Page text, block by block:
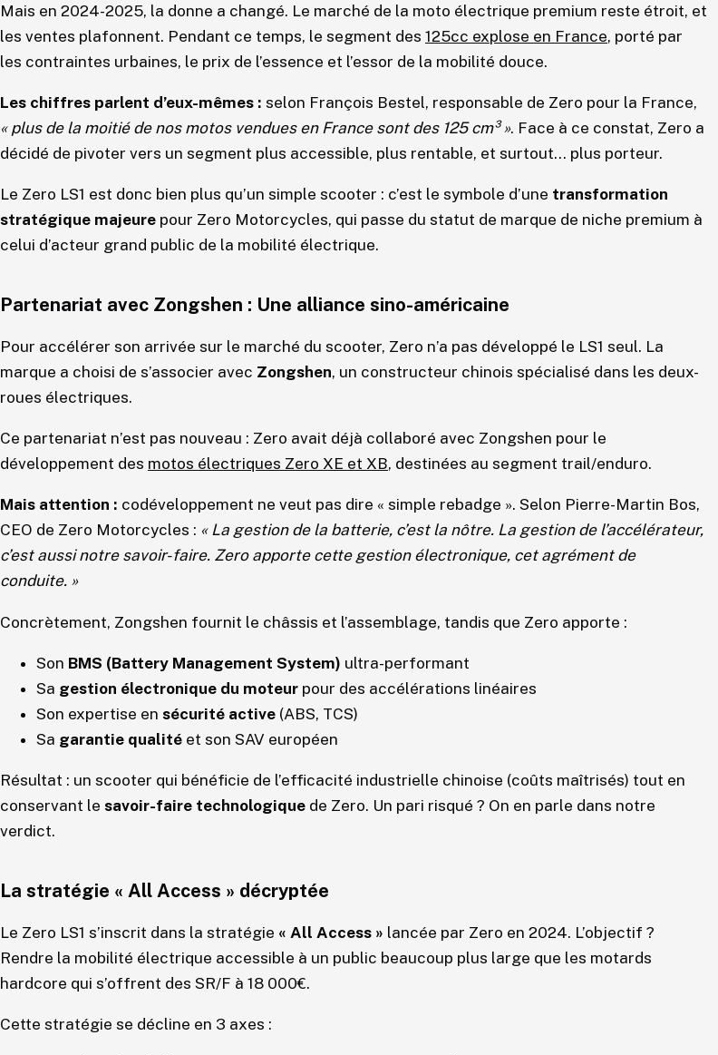
Mais en 2024-2025, la donne a changé. Le marché de la moto électrique premium reste étroit, et
les ventes plafonnent. Pendant ce temps, le segment des 125cc explose en France, porté par
les contraintes urbaines, le prix de l’essence et l’essor de la mobilité douce.
Les chiffres parlent d’eux-mêmes : selon François Bestel, responsable de Zero pour la France,
« plus de la moitié de nos motos vendues en France sont des 125 cm³ ». Face à ce constat, Zero a
décidé de pivoter vers un segment plus accessible, plus rentable, et surtout… plus porteur.
Le Zero LS1 est donc bien plus qu’un simple scooter : c’est le symbole d’une transformation
stratégique majeure pour Zero Motorcycles, qui passe du statut de marque de niche premium à
celui d’acteur grand public de la mobilité électrique.
Partenariat avec Zongshen : Une alliance sino-américaine
Pour accélérer son arrivée sur le marché du scooter, Zero n’a pas développé le LS1 seul. La
marque a choisi de s’associer avec Zongshen, un constructeur chinois spécialisé dans les deux-
roues électriques.
Ce partenariat n’est pas nouveau : Zero avait déjà collaboré avec Zongshen pour le
développement des motos électriques Zero XE et XB, destinées au segment trail/enduro.
Mais attention : codéveloppement ne veut pas dire « simple rebadge ». Selon Pierre-Martin Bos,
CEO de Zero Motorcycles : « La gestion de la batterie, c’est la nôtre. La gestion de l’accélérateur,
c’est aussi notre savoir-faire. Zero apporte cette gestion électronique, cet agrément de
conduite. »
Concrètement, Zongshen fournit le châssis et l’assemblage, tandis que Zero apporte :
Son BMS (Battery Management System) ultra-performant
Sa gestion électronique du moteur pour des accélérations linéaires
Son expertise en sécurité active (ABS, TCS)
Sa garantie qualité et son SAV européen
Résultat : un scooter qui bénéficie de l’efficacité industrielle chinoise (coûts maîtrisés) tout en
conservant le savoir-faire technologique de Zero. Un pari risqué ? On en parle dans notre
verdict.
La stratégie « All Access » décryptée
Le Zero LS1 s’inscrit dans la stratégie « All Access » lancée par Zero en 2024. L’objectif ?
Rendre la mobilité électrique accessible à un public beaucoup plus large que les motards
hardcore qui s’offrent des SR/F à 18 000€.
Cette stratégie se décline en 3 axes :